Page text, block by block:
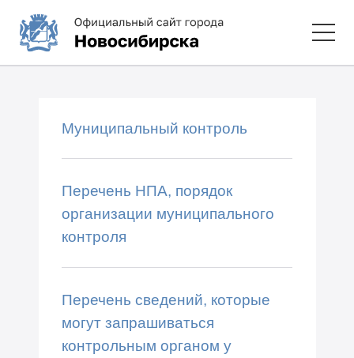
Муниципальный контроль
Перечень НПА, порядок
организации муниципального
контроля
Перечень сведений, которые
могут запрашиваться
контрольным органом у